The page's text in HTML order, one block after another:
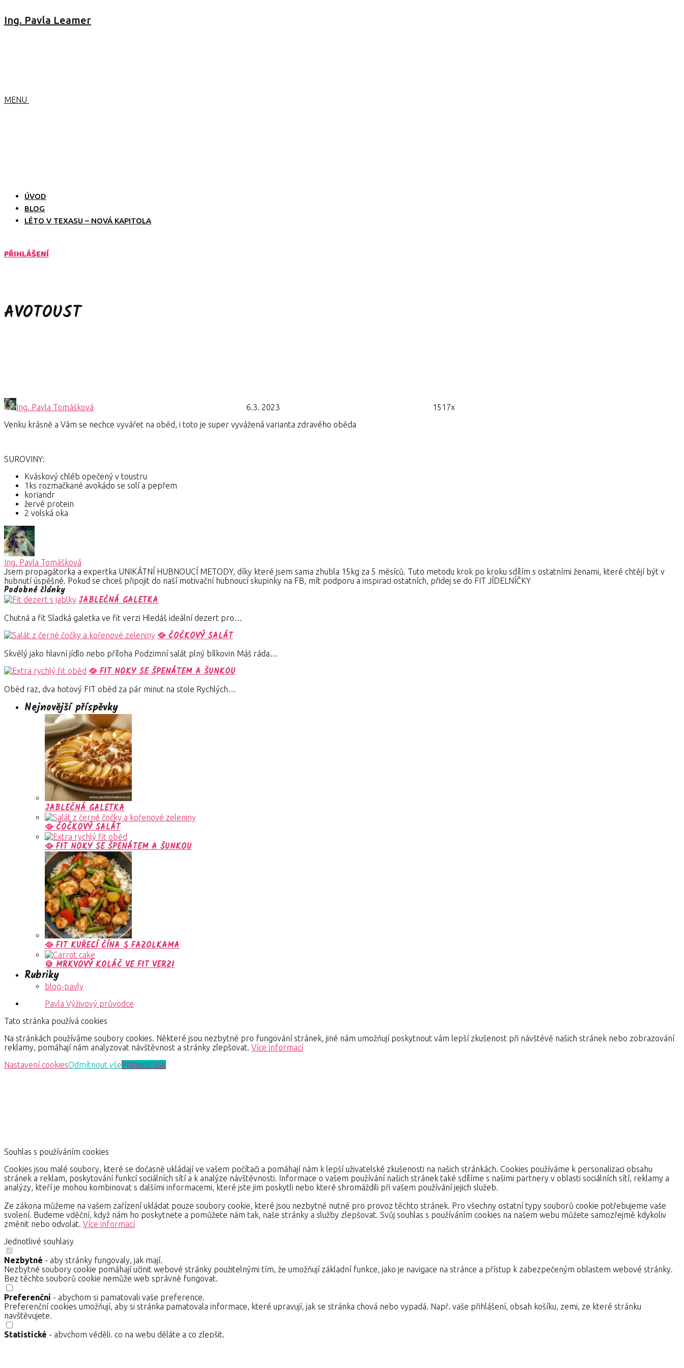
Ing. Pavla Leamer
MENU
ÚVOD
BLOG
LÉTO V TEXASU – NOVÁ KAPITOLA
PŘIHLÁŠENÍ
AVOTOUST
Ing. Pavla Tomášková 6.3. 2023
1517x
Venku krásně a Vám se nechce vyvářet na oběd, i toto je super vyvážená varianta zdravého oběda
SUROVINY:
Kváskový chléb opečený v toustru
1ks rozmačkané avokádo se solí a pepřem
koriandr
žervé protein
2 volská oka
Ing. Pavla Tomášková
Jsem propagátorka a expertka UNIKÁTNÍ HUBNOUCÍ METODY, díky které jsem sama zhubla 15kg za 5 měsíců. Tuto metodu krok po kroku sdílím s ostatními ženami, které chtějí být v
hubnutí úspěšné. Pokud se chceš připojit do naší motivační hubnoucí skupinky na FB, mít podporu a inspiraci ostatních, přidej se do FIT JÍDELNÍČKY
Podobné články
JABLEČNÁ GALETKA
Chutná a fit Sladká galetka ve fit verzi Hledáš ideální dezert pro…
🥘 ČOČKOVÝ SALÁT
Skvělý jako hlavní jídlo nebo příloha Podzimní salát plný bílkovin Máš ráda…
🥘 FIT NOKY SE ŠPENÁTEM A ŠUNKOU
Oběd raz, dva hotový FIT oběd za pár minut na stole Rychlých…
Nejnovější příspěvky
JABLEČNÁ GALETKA
🥘 ČOČKOVÝ SALÁT
🥘 FIT NOKY SE ŠPENÁTEM A ŠUNKOU
🥘 FIT KUŘECÍ ČÍNA S FAZOLKAMA
🍪 MRKVOVÝ KOLÁČ VE FIT VERZI
Rubriky
blog-pavly
Pavla Výživový průvodce
Tato stránka používá cookies
Na stránkách používáme soubory cookies. Některé jsou nezbytné pro fungování stránek, jiné nám umožňují poskytnout vám lepší zkušenost při návštěvě našich stránek nebo zobrazování
reklamy, pomáhají nám analyzovat návštěvnost a stránky zlepšovat. Více informací
Nastavení cookiesOdmítnout všePřijmout vše
Souhlas s používáním cookies
Cookies jsou malé soubory, které se dočasně ukládají ve vašem počítači a pomáhají nám k lepší uživatelské zkušenosti na našich stránkách. Cookies používáme k personalizaci obsahu
stránek a reklam, poskytování funkcí sociálních sítí a k analýze návštěvnosti. Informace o vašem používání našich stránek také sdílíme s našimi partnery v oblasti sociálních sítí, reklamy a
analýzy, kteří je mohou kombinovat s dalšími informacemi, které jste jim poskytli nebo které shromáždili při vašem používání jejich služeb.
Ze zákona můžeme na vašem zařízení ukládat pouze soubory cookie, které jsou nezbytně nutné pro provoz těchto stránek. Pro všechny ostatní typy souborů cookie potřebujeme vaše
svolení. Budeme vděční, když nám ho poskytnete a pomůžete nám tak, naše stránky a služby zlepšovat. Svůj souhlas s používáním cookies na našem webu můžete samozřejmě kdykoliv
změnit nebo odvolat. Více informací
Jednotlivé souhlasy
Nezbytné - aby stránky fungovaly, jak mají.
Nezbytné soubory cookie pomáhají učinit webové stránky použitelnými tím, že umožňují základní funkce, jako je navigace na stránce a přístup k zabezpečeným oblastem webové stránky.
Bez těchto souborů cookie nemůže web správně fungovat.
Preferenční - abychom si pamatovali vaše preference.
Preferenční cookies umožňují, aby si stránka pamatovala informace, které upravují, jak se stránka chová nebo vypadá. Např. vaše přihlášení, obsah košíku, zemi, ze které stránku
navštěvujete.
Statistické - abychom věděli, co na webu děláte a co zlepšit.